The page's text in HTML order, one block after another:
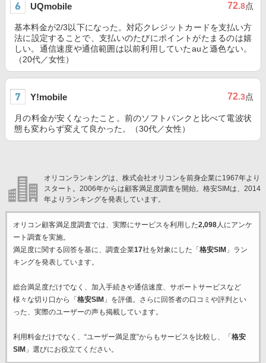
UQmobile 72.8点
基本料金が2/3以下になった。対応クレジットカードを支払い方
法に設定することで、支払いのたびにポイントがたまるのは嬉
しい。通信速度や通信範囲は以前利用していたauと遜色ない。
（20代／女性）
Y!mobile 72.3点
月の料金が安くなったこと。前のソフトバンクと比べて電波状
態も変わらず変えて良かった。（30代／女性）
オリコンランキングは、株式会社オリコンを前身企業に1967年より
スタート。2006年からは顧客満足度調査を開始。格安SIMは、2014
年よりランキングを発表しています。
オリコン顧客満足度調査では、実際にサービスを利用した2,098人にアンケ
ート調査を実施。
満足度に関する回答を基に、調査企業17社を対象にした「 格安SIM 」ラン
キングを発表しています。
総合満足度だけでなく、加入手続きや通信速度、サポートサービスなど
様々な切り口から「 格安SIM 」を評価。さらに回答者の口コミや評判とい
った、実際のユーザーの声も掲載しています。
利用料金だけでなく、“ユーザー満足度”からもサービスを比較し、「 格安
SIM 」選びにお役立てください。